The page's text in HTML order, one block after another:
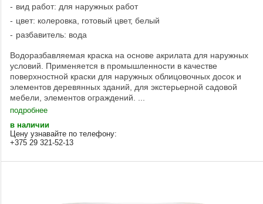
вид работ: для наружных работ
цвет: колеровка, готовый цвет, белый
разбавитель: вода
Водоразбавляемая краска на основе акрилата для наружных
условий. Применяется в промышленности в качестве
поверхностной краски для наружных облицовочных досок и
элементов деревянных зданий, для экстерьерной садовой
мебели, элементов ограждений. ...
подробнее
в наличии
Цену узнавайте по телефону:
+375 29 321-52-13